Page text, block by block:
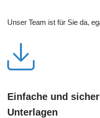
Unser Team ist für Sie da,
Einfache und
Unterlagen